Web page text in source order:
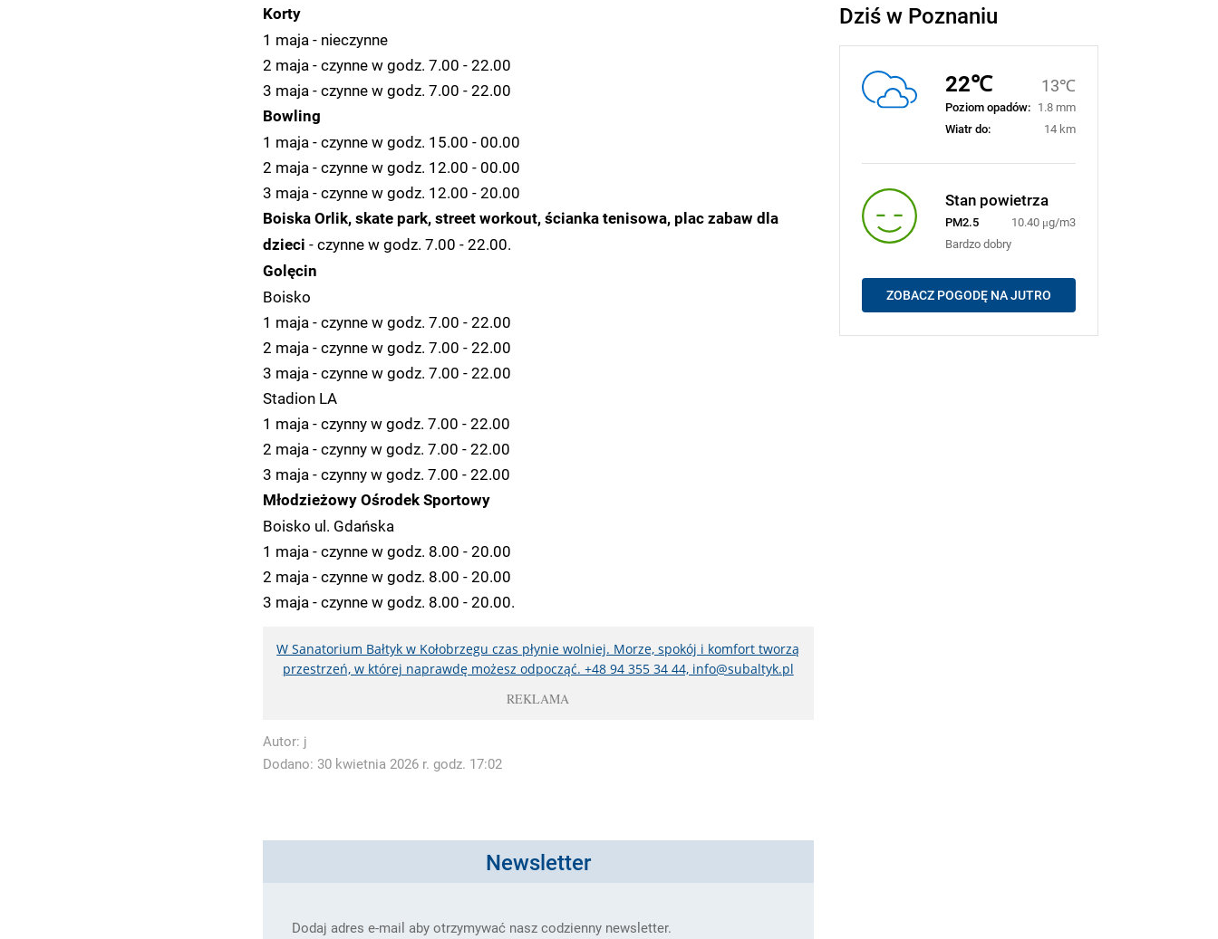
Korty
1 maja - nieczynne
2 maja - czynne w godz. 7.00 - 22.00
3 maja - czynne w godz. 7.00 - 22.00
Bowling
1 maja - czynne w godz. 15.00 - 00.00
2 maja - czynne w godz. 12.00 - 00.00
3 maja - czynne w godz. 12.00 - 20.00
Boiska Orlik, skate park, street workout, ścianka tenisowa, plac zabaw dla
dzieci - czynne w godz. 7.00 - 22.00.
Golęcin
Boisko
1 maja - czynne w godz. 7.00 - 22.00
2 maja - czynne w godz. 7.00 - 22.00
3 maja - czynne w godz. 7.00 - 22.00
Stadion LA
1 maja - czynny w godz. 7.00 - 22.00
2 maja - czynny w godz. 7.00 - 22.00
3 maja - czynny w godz. 7.00 - 22.00
Młodzieżowy Ośrodek Sportowy
Boisko ul. Gdańska
1 maja - czynne w godz. 8.00 - 20.00
2 maja - czynne w godz. 8.00 - 20.00
3 maja - czynne w godz. 8.00 - 20.00.
W Sanatorium Bałtyk w Kołobrzegu czas płynie wolniej. Morze, spokój i komfort tworzą
przestrzeń, w której naprawdę możesz odpocząć. +48 94 355 34 44, info@subaltyk.pl
REKLAMA
Autor: j
Dodano: 30 kwietnia 2026 r. godz. 17:02
Newsletter
Dodaj adres e-mail aby otrzymywać nasz codzienny newsletter.
Dziś w Poznaniu
22℃ 13℃
Poziom opadów: 1.8 mm
Wiatr do:
14 km
Stan powietrza
PM2.5
10.40 μg/m3
Bardzo dobry
ZOBACZ POGODĘ NA JUTRO